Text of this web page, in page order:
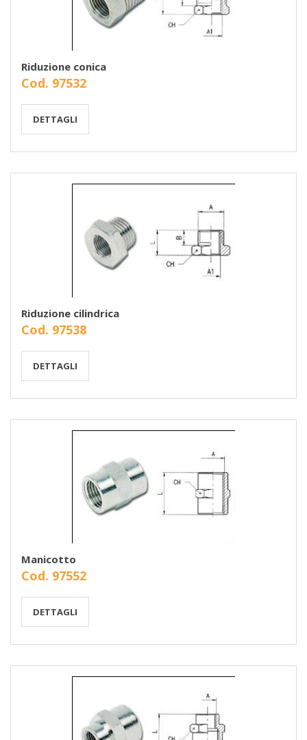
Riduzione conica
Cod. 97532
DETTAGLI
Riduzione cilindrica
Cod. 97538
DETTAGLI
Manicotto
Cod. 97552
DETTAGLI